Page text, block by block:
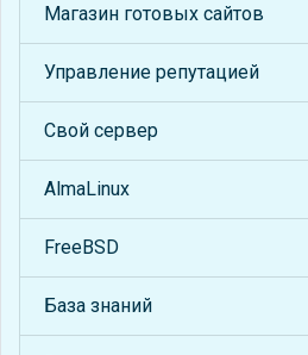
Магазин готовых сайтов
Управление репутацией
Свой сервер
AlmaLinux
FreeBSD
База знаний